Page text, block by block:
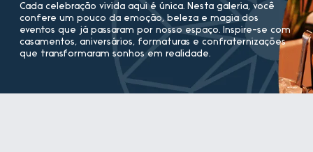
Cada celebração vivida aqui é única. Nesta galeria, você
confere um pouco da emoção, beleza e magia dos
eventos que já passaram por nosso espaço. Inspire-se com
casamentos, aniversários, formaturas e confraternizações
que transformaram sonhos em realidade.